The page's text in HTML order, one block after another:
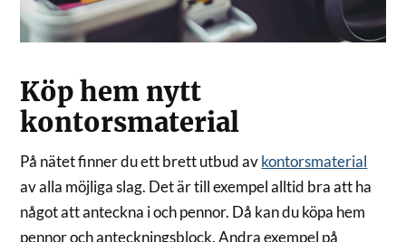
Köp hem nytt
kontorsmaterial
På nätet finner du ett brett utbud avkontorsmaterial
av alla möjliga slag. Det är till exempel alltid bra att ha
något att anteckna i och pennor. Då kan du köpa hem
pennor och anteckningsblock. Andra exempel på